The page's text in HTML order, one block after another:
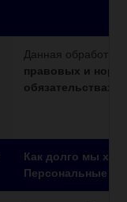
Данная обработка
правовых и
обязательствах.
Как долго мы
Персональные